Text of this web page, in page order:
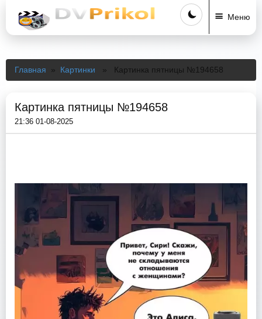
Меню
Главная » Картинки » Картинка пятницы №194658
Картинка пятницы №194658
21:36 01-08-2025